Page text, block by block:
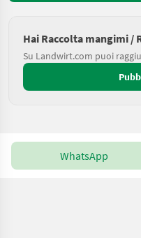
Hai Raccolta mangimi /
Su Landwirt.com puoi
WhatsApp